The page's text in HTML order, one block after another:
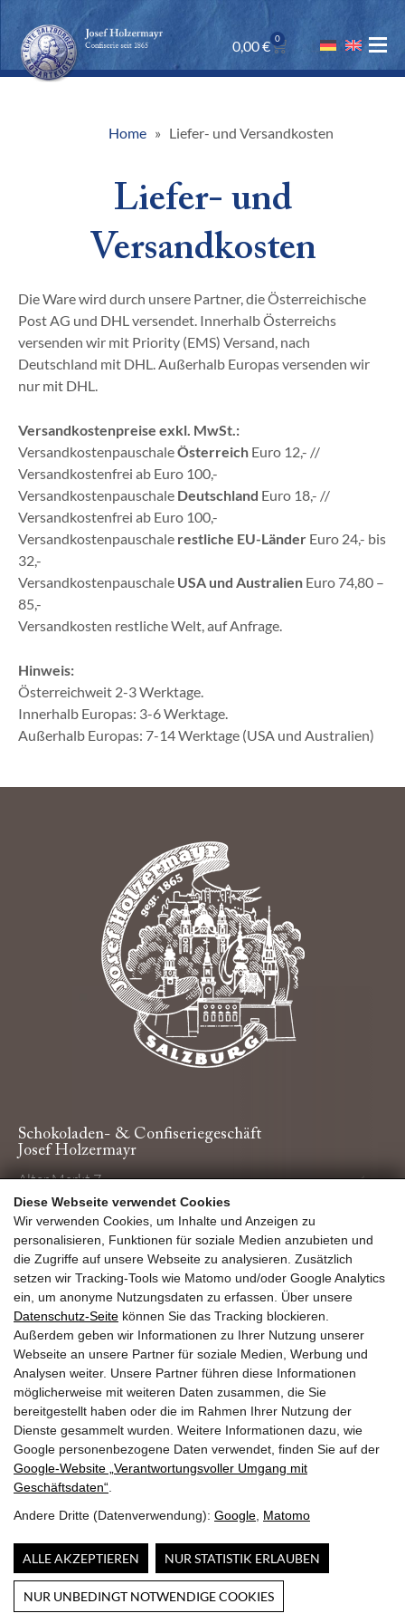
Diese Webseite verwendet Cookies
Wir verwenden Cookies, um Inhalte und Anzeigen zu
personalisieren, Funktionen für soziale Medien anzubieten und
die Zugriffe auf unsere Webseite zu analysieren. Zusätzlich
setzen wir Tracking-Tools wie Matomo und/oder Google Analytics
ein, um anonyme Nutzungsdaten zu erfassen. Über unsere
Datenschutz-Seite können Sie das Tracking blockieren.
Außerdem geben wir Informationen zu Ihrer Nutzung unserer
Webseite an unsere Partner für soziale Medien, Werbung und
Analysen weiter. Unsere Partner führen diese Informationen
möglicherweise mit weiteren Daten zusammen, die Sie
bereitgestellt haben oder die im Rahmen Ihrer Nutzung der
Dienste gesammelt wurden. Weitere Informationen dazu, wie
Google personenbezogene Daten verwendet, finden Sie auf der
Google‑Website „Verantwortungsvoller Umgang mit
Geschäftsdaten“
Andere Dritte (Datenverwendung): Google Matomo
ALLE AKZEPTIEREN NUR STATISTIK ERLAUBEN
NUR UNBEDINGT NOTWENDIGE COOKIES
0,00€ 0
Home Liefer- und Versandkosten
Liefer- und
Versandkosten
Die Ware wird durch unsere Partner, die Österreichische
Post AG und DHL versendet. Innerhalb Österreichs
versenden wir mit Priority (EMS) Versand, nach
Deutschland mit DHL. Außerhalb Europas versenden wir
nur mit DHL.
Versandkostenpreise exkl. MwSt.:
VersandkostenpauschaleÖsterreich Euro 12,- //
Versandkostenfrei ab Euro 100,-
Versandkostenpauschale Deutschland Euro 18,- //
Versandkostenfrei ab Euro 100,-
Versandkostenpauschale restliche EU-Länder Euro 24,- bis
32,-
Versandkostenpauschale USA und Australien Euro 74,80 –
85,-
Versandkosten restliche Welt, auf Anfrage.
Hinweis:
Österreichweit 2-3 Werktage.
Innerhalb Europas: 3-6 Werktage.
Außerhalb Europas: 7-14 Werktage (USA und Australien)
Schokoladen- & Confiseriegeschäft
Josef Holzermayr
Alter Markt 7
5020 Salzburg
+43 (0)662 842365
office@holzermayr.at
Liefer- und Versandkosten
Allgemeine Geschäftsbedingungen
Widerrufsbelehrung – temperatursensible Schokolade
Barrierefreiheit
Impresssum & Datenschutz
Die Confiserie Josef Holzermayr befindet
sich direkt in der Salzburger Altstadt, am Alten Markt 7,
neben der alten f. e. Hofapotheke.
Vertrag widerrufen